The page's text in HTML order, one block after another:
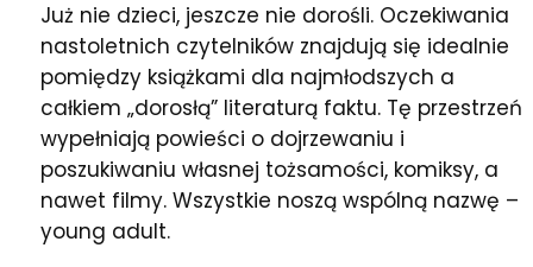
Już nie dzieci, jeszcze nie dorośli. Oczekiwania
nastoletnich czytelników znajdują się idealnie
pomiędzy książkami dla najmłodszych a
całkiem „dorosłą” literaturą faktu. Tę przestrzeń
wypełniają powieści o dojrzewaniu i
poszukiwaniu własnej tożsamości, komiksy, a
nawet filmy. Wszystkie noszą wspólną nazwę –
young adult.